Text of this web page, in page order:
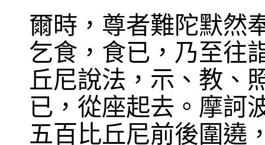
爾時，尊者難陀默然
乞食，食已，乃至往
丘尼說法，示、教、
已，從座起去。摩訶
五百比丘尼前後圍遶